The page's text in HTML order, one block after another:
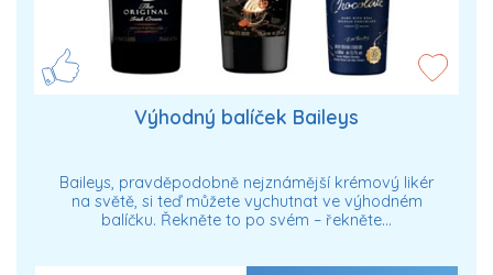
Výhodný balíček Baileys
Baileys, pravděpodobně nejznámější krémový likér
na světě, si teď můžete vychutnat ve výhodném
balíčku. Řekněte to po svém – řekněte…